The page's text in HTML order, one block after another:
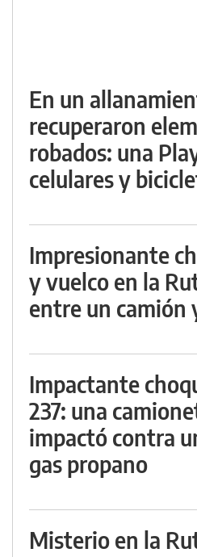
En un
recuperaron
robados: una
celulares y
Impresionante
y vuelco en la
entre un camión
Impactante
237: una
impactó contra
gas propano
Misterio en la